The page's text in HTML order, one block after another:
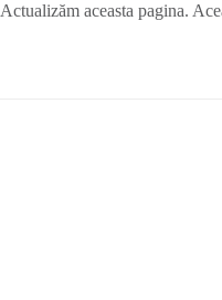
Actualizăm aceasta pagina.